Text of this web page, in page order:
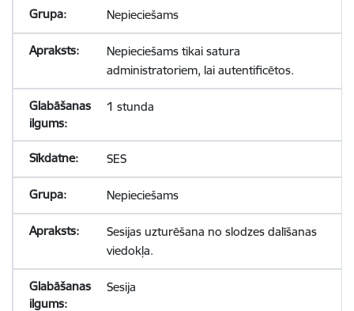
Nepieciešams
Nepieciešams tikai satura
administratoriem, lai autentificētos.
1 stunda
SES
Nepieciešams
Sesijas uzturēšana no slodzes dalīšanas
viedokļa.
Sesija